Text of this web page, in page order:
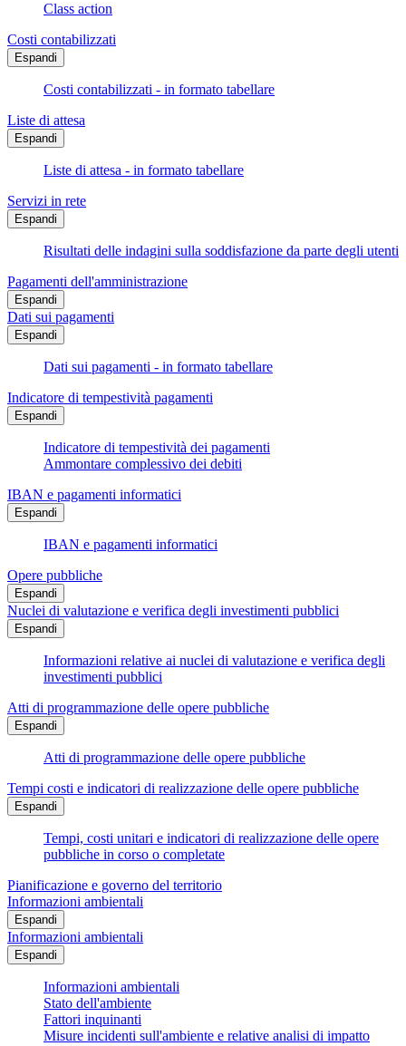
Class action
Costi contabilizzati
Espandi
Costi contabilizzati - in formato tabellare
Liste di attesa
Espandi
Liste di attesa - in formato tabellare
Servizi in rete
Espandi
Risultati delle indagini sulla soddisfazione da parte degli utenti
Pagamenti dell'amministrazione
Espandi
Dati sui pagamenti
Espandi
Dati sui pagamenti - in formato tabellare
Indicatore di tempestività pagamenti
Espandi
Indicatore di tempestività dei pagamenti
Ammontare complessivo dei debiti
IBAN e pagamenti informatici
Espandi
IBAN e pagamenti informatici
Opere pubbliche
Espandi
Nuclei di valutazione e verifica degli investimenti pubblici
Espandi
Informazioni relative ai nuclei di valutazione e verifica degli
investimenti pubblici
Atti di programmazione delle opere pubbliche
Espandi
Atti di programmazione delle opere pubbliche
Tempi costi e indicatori di realizzazione delle opere pubbliche
Espandi
Tempi, costi unitari e indicatori di realizzazione delle opere
pubbliche in corso o completate
Pianificazione e governo del territorio
Informazioni ambientali
Espandi
Informazioni ambientali
Espandi
Informazioni ambientali
Stato dell'ambiente
Fattori inquinanti
Misure incidenti sull'ambiente e relative analisi di impatto